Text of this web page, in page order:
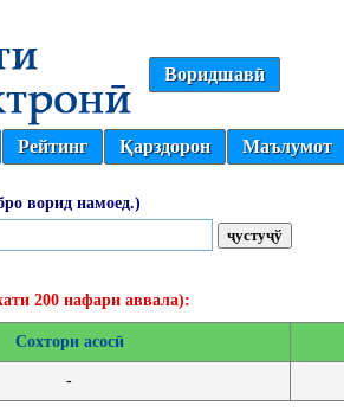
Воридшавӣ
Рейтинг Қарздорон Маълумот
ворид намоед.)
200 нафари аввала):
Сохтори асосӣ
-